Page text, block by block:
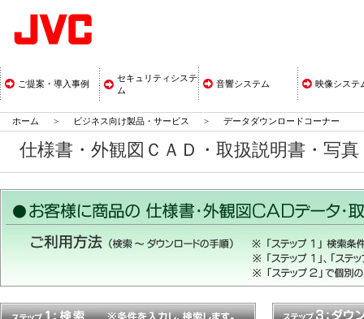
ご提案・導入事例
セキュリティシステ
ム
音響システム 映像システ
ホーム > ビジネス向け製品・サービス > データダウンロードコーナー
仕様書・外観図ＣＡＤ・取扱説明書・